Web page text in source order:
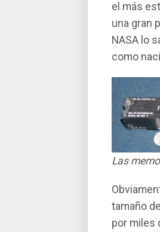
el más
una gran
NASA lo
como
Las
tamaño
por miles